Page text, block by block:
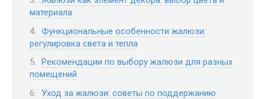
материала
Функциональные особенности жалюзи:
регулировка света и тепла
Рекомендации по выбору жалюзи для разных
помещений
Уход за жалюзи: советы по поддержанию